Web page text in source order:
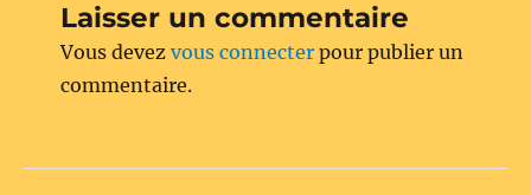
Laisser un commentaire
Vous devezvous connecter pour publier un
commentaire.